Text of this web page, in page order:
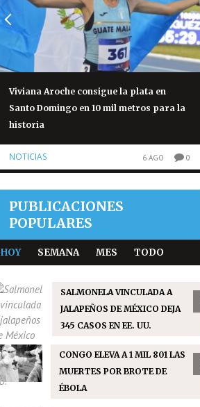
Viviana Aroche consigue la plata en
Santo Domingo en 10 mil metros para la
historia
NOTICIAS 6 AGO 0
PUBLICACIONES
POPULARES
HOY SEMANA MES TODO
SALMONELA VINCULADA A
JALAPEÑOS DE MÉXICO DEJA
345 CASOS EN EE. UU.
CONGO ELEVA A 1 MIL 801 LAS
MUERTES POR BROTE DE
ÉBOLA